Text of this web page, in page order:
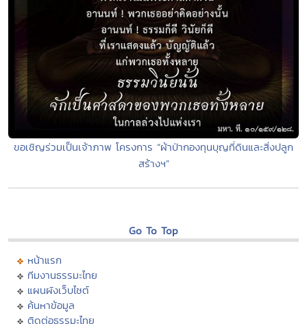
ขอเชิญร่วมเป็นเจ้าภาพ โครงการ “ผ้าป่ากองทุนบุญที่ดินและสิ่งปลูก
สร้างฯ”
Go To Top
หน้าแรก
ทีมงานธรรมะไทย
แผนผังเว็บไซต์
ค้นหาข้อมูล
ติดต่อธรรมะไทย